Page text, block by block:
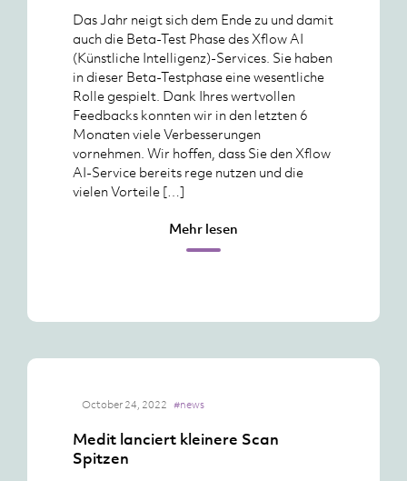
Das Jahr neigt sich dem Ende zu und damit
auch die Beta-Test Phase des Xflow AI
(Künstliche Intelligenz)-Services. Sie haben
in dieser Beta-Testphase eine wesentliche
Rolle gespielt. Dank Ihres wertvollen
Feedbacks konnten wir in den letzten 6
Monaten viele Verbesserungen
vornehmen. Wir hoffen, dass Sie den Xflow
AI-Service bereits rege nutzen und die
vielen Vorteile […]
Mehr lesen
October 24, 2022 #news
Medit lanciert kleinere Scan
Spitzen